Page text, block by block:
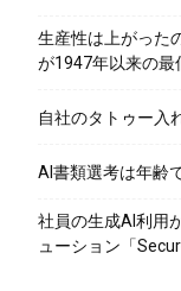
生産性は上がった
が1947年以来の最
自社のタトゥー入
AI書類選考は年齢
社員の生成AI利用
ューション「